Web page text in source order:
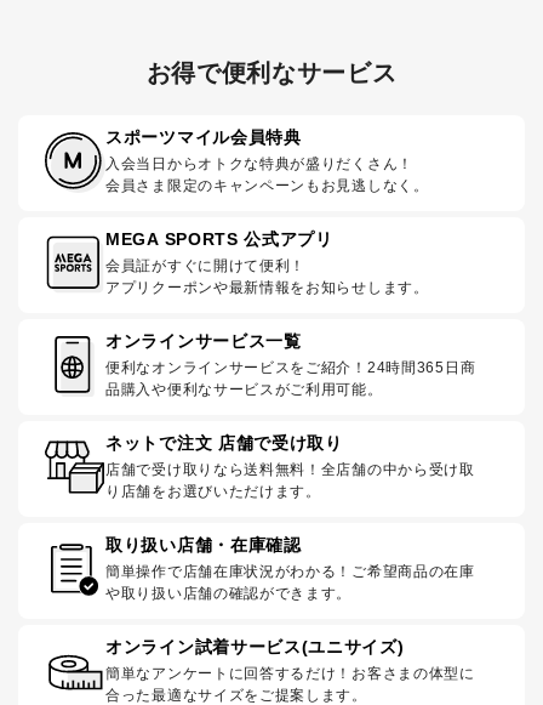
お得で便利なサービス
スポーツマイル会員特典
入会当日からオトクな特典が盛りだくさん！
会員さま限定のキャンペーンもお見逃しなく。
MEGA SPORTS 公式アプリ
会員証がすぐに開けて便利！
アプリクーポンや最新情報をお知らせします。
オンラインサービス一覧
便利なオンラインサービスをご紹介！24時間365日商
品購入や便利なサービスがご利用可能。
ネットで注文 店舗で受け取り
店舗で受け取りなら送料無料！全店舗の中から受け取
り店舗をお選びいただけます。
取り扱い店舗・在庫確認
簡単操作で店舗在庫状況がわかる！ご希望商品の在庫
や取り扱い店舗の確認ができます。
オンライン試着サービス(ユニサイズ)
簡単なアンケートに回答するだけ！お客さまの体型に
合った最適なサイズをご提案します。